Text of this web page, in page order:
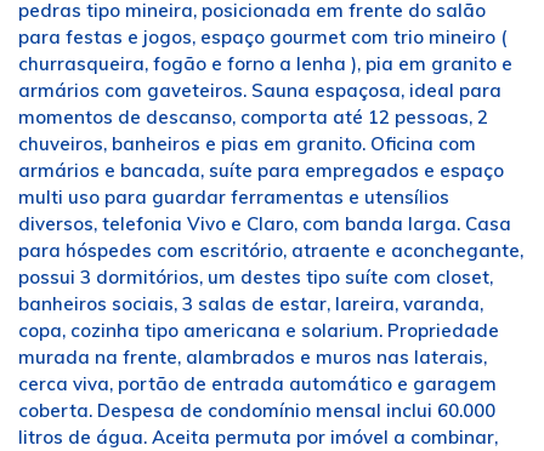
pedras tipo mineira, posicionada em frente do salão
para festas e jogos, espaço gourmet com trio mineiro (
churrasqueira, fogão e forno a lenha ), pia em granito e
armários com gaveteiros. Sauna espaçosa, ideal para
momentos de descanso, comporta até 12 pessoas, 2
chuveiros, banheiros e pias em granito. Oficina com
armários e bancada, suíte para empregados e espaço
multi uso para guardar ferramentas e utensílios
diversos, telefonia Vivo e Claro, com banda larga. Casa
para hóspedes com escritório, atraente e aconchegante,
possui 3 dormitórios, um destes tipo suíte com closet,
banheiros sociais, 3 salas de estar, lareira, varanda,
copa, cozinha tipo americana e solarium. Propriedade
murada na frente, alambrados e muros nas laterais,
cerca viva, portão de entrada automático e garagem
coberta. Despesa de condomínio mensal inclui 60.000
litros de água. Aceita permuta por imóvel a combinar,